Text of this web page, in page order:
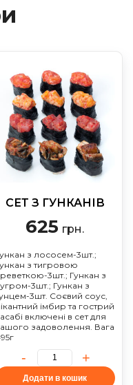
СЕТ З ГУНКАНІВ
625 грн.
з лососем-3шт.;
з тигровою
3шт.; Гункан з
3шт.; Гункан з
3шт. Соєвий соус,
імбир та гострий
включені в сет для
задоволення. Вага
Додати в кошик